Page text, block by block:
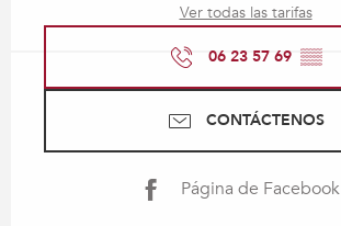
Ver todas las tarifas
06 23 57 69 ▒▒
CONTÁCTENOS
Página de Facebook